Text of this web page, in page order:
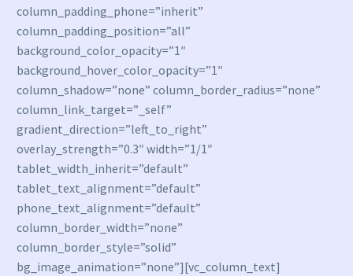
column_padding_phone=”inherit”
column_padding_position=”all”
background_color_opacity=”1″
background_hover_color_opacity=”1″
column_shadow=”none” column_border_radius=”none”
column_link_target=”_self”
gradient_direction=”left_to_right”
overlay_strength=”0.3″ width=”1/1″
tablet_width_inherit=”default”
tablet_text_alignment=”default”
phone_text_alignment=”default”
column_border_width=”none”
column_border_style=”solid”
bg_image_animation=”none”][vc_column_text]